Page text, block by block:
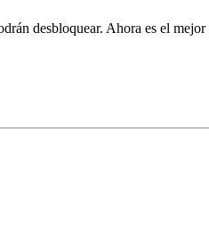
desbloquear. Ahora es el